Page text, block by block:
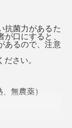
ツから発がん
ミアム感は、
のは食べたくな
いでした。
食べると、朝
きかけの口内
抗菌力があるた
が口にすると、
あるので、注意
さい。
無農薬）